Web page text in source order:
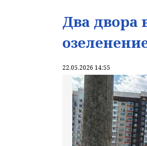
Два двора
22.05.2026 14:55